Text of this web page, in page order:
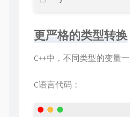
更严格的类型转换
C++中，不同类型的变量
C语言代码：